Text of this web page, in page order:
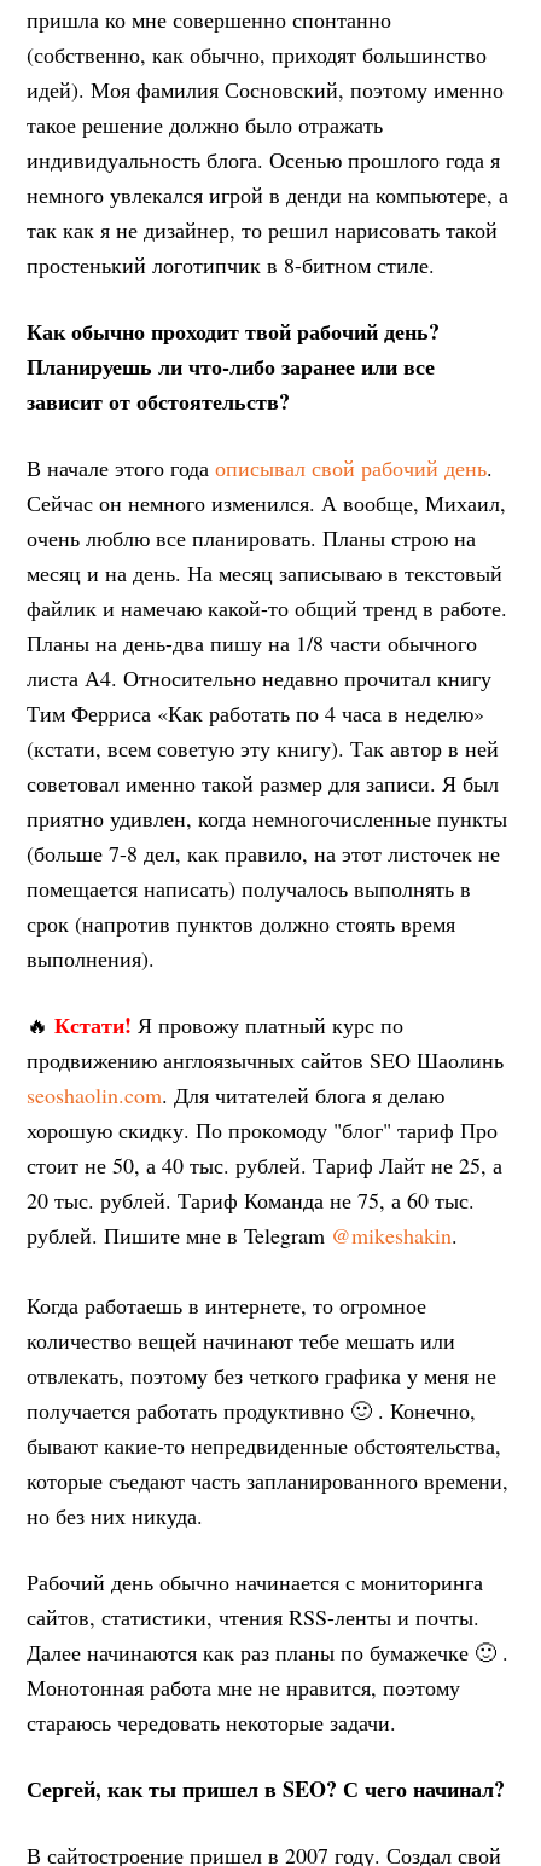
пришла ко мне совершенно спонтанно
(собственно, как обычно, приходят большинство
идей). Моя фамилия Сосновский, поэтому именно
такое решение должно было отражать
индивидуальность блога. Осенью прошлого года я
немного увлекался игрой в денди на компьютере, а
так как я не дизайнер, то решил нарисовать такой
простенький логотипчик в 8-битном стиле.
Как обычно проходит твой рабочий день?
Планируешь ли что-либо заранее или все
зависит от обстоятельств?
В начале этого годаописывал свой рабочий день.
Сейчас он немного изменился. А вообще, Михаил,
очень люблю все планировать. Планы строю на
месяц и на день. На месяц записываю в текстовый
файлик и намечаю какой-то общий тренд в работе.
Планы на день-два пишу на 1/8 части обычного
листа А4. Относительно недавно прочитал книгу
Тим Ферриса «Как работать по 4 часа в неделю»
(кстати, всем советую эту книгу). Так автор в ней
советовал именно такой размер для записи. Я был
приятно удивлен, когда немногочисленные пункты
(больше 7-8 дел, как правило, на этот листочек не
помещается написать) получалось выполнять в
срок (напротив пунктов должно стоять время
выполнения).
🔥Кстати! Я провожу платный курс по
продвижению англоязычных сайтов SEO Шаолинь
seoshaolin.com. Для читателей блога я делаю
хорошую скидку. По прокомоду "блог" тариф Про
стоит не 50, а 40 тыс. рублей. Тариф Лайт не 25, а
20 тыс. рублей. Тариф Команда не 75, а 60 тыс.
рублей. Пишите мне в Telegram @mikeshakin.
Когда работаешь в интернете, то огромное
количество вещей начинают тебе мешать или
отвлекать, поэтому без четкого графика у меня не
получается работать продуктивно 🙂 . Конечно,
бывают какие-то непредвиденные обстоятельства,
которые съедают часть запланированного времени,
но без них никуда.
Рабочий день обычно начинается с мониторинга
сайтов, статистики, чтения RSS-ленты и почты.
Далее начинаются как раз планы по бумажечке 🙂 .
Монотонная работа мне не нравится, поэтому
стараюсь чередовать некоторые задачи.
Сергей, как ты пришел в SEO? С чего начинал?
В сайтостроение пришел в 2007 году. Создал свой